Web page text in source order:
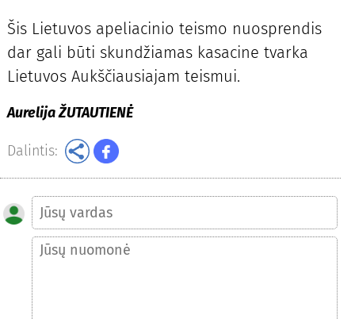
Šis Lietuvos apeliacinio teismo nuosprendis
dar gali būti skundžiamas kasacine tvarka
Lietuvos Aukščiausiajam teismui.
Aurelija ŽUTAUTIENĖ
Dalintis: